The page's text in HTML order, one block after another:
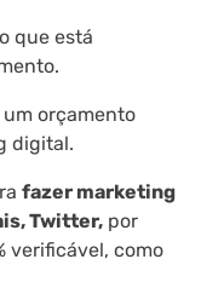
que está
orçamento
digital.
fazer marketing
Twitter, por
verificável, como